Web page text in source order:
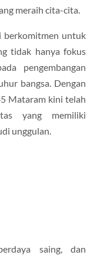
meraih cita-cita.
berkomitmen untuk
tidak hanya fokus
pengembangan
bangsa. Dengan
Mataram kini telah
yang memiliki
unggulan.
saing, dan